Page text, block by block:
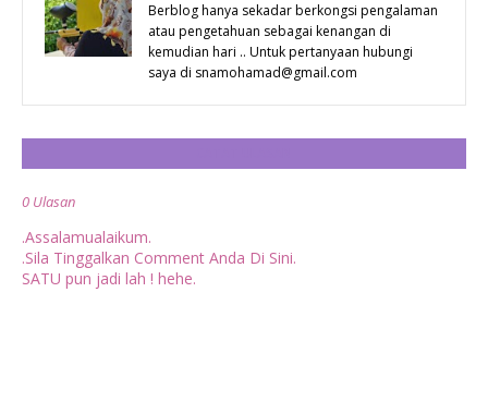
Berblog hanya sekadar berkongsi pengalaman
atau pengetahuan sebagai kenangan di
kemudian hari .. Untuk pertanyaan hubungi
saya di snamohamad@gmail.com
0 Ulasan
.Assalamualaikum.
.Sila Tinggalkan Comment Anda Di Sini.
SATU pun jadi lah ! hehe.